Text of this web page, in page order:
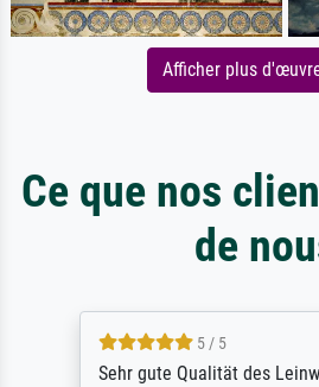
Afficher plus
Ce que nos
de
5 / 5
Sehr gute Qualität des